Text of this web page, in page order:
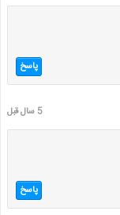
پاسخ
5 سال قبل
پاسخ